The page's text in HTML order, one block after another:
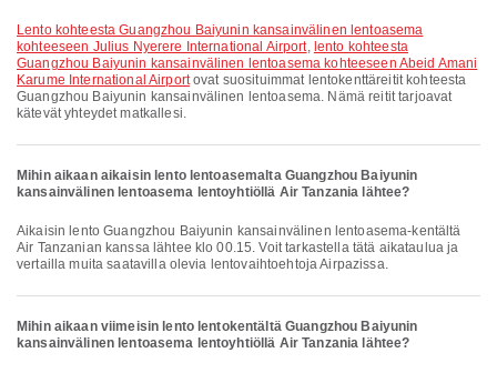
lento kohteesta Guangzhou Baiyunin kansainvälinen lentoasema
kohteeseen Julius Nyerere International Airport, lento kohteesta
Guangzhou Baiyunin kansainvälinen lentoasema kohteeseen Abeid Amani
Karume International Airportovat suosituimmat lentokenttäreitit kohteesta
Guangzhou Baiyunin kansainvälinen lentoasema. Nämä reitit tarjoavat
kätevät yhteydet matkallesi.
Mihin aikaan aikaisin lento lentoasemalta Guangzhou Baiyunin
kansainvälinen lentoasema lentoyhtiöllä Air Tanzania lähtee?
Aikaisin lento Guangzhou Baiyunin kansainvälinen lentoasema-kentältä
Air Tanzanian kanssa lähtee klo 00.15. Voit tarkastella tätä aikataulua ja
vertailla muita saatavilla olevia lentovaihtoehtoja Airpazissa.
Mihin aikaan viimeisin lento lentokentältä Guangzhou Baiyunin
kansainvälinen lentoasema lentoyhtiöllä Air Tanzania lähtee?